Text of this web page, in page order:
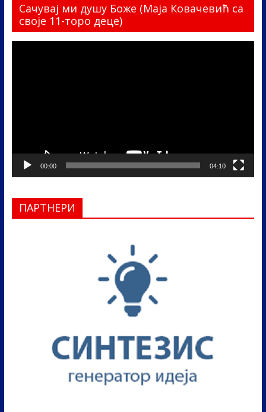
Сачувај ми душу Боже (Маја Ковачевић са
своје 11-торо деце)
00:00 04:10
ПАРТНЕРИ